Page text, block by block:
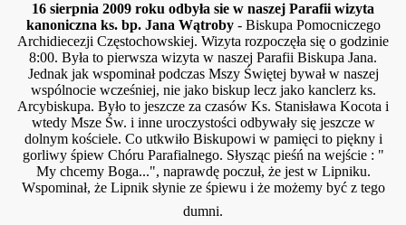
16 sierpnia 2009 roku odbyła sie w naszej Parafii wizyta
kanoniczna ks. bp. Jana Wątroby- Biskupa Pomocniczego
Archidiecezji Częstochowskiej. Wizyta rozpoczęła się o godzinie
8:00. Była to pierwsza wizyta w naszej Parafii Biskupa Jana.
Jednak jak wspominał podczas Mszy Świętej bywał w naszej
wspólnocie wcześniej, nie jako biskup lecz jako kanclerz ks.
Arcybiskupa. Było to jeszcze za czasów Ks. Stanisława Kocota i
wtedy Msze Św. i inne uroczystości odbywały się jeszcze w
dolnym kościele. Co utkwiło Biskupowi w pamięci to piękny i
gorliwy śpiew Chóru Parafialnego. Słysząc pieśń na wejście : "
My chcemy Boga...", naprawdę poczuł, że jest w Lipniku.
Wspominał, że Lipnik słynie ze śpiewu i że możemy być z tego
dumni.